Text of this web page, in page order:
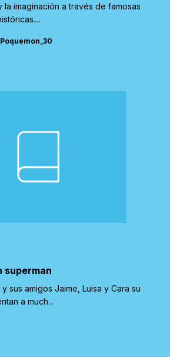
imaginación a través de famosas
superman
sus amigos Jaime, Luisa y Cara su
a much...